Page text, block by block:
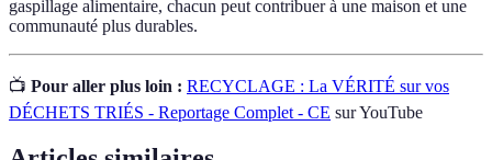
gaspillage alimentaire, chacun peut contribuer à une maison et une
communauté plus durables.
📺 Pour aller plus loin : RECYCLAGE : La VÉRITÉ sur vos
DÉCHETS TRIÉS - Reportage Complet - CE sur YouTube